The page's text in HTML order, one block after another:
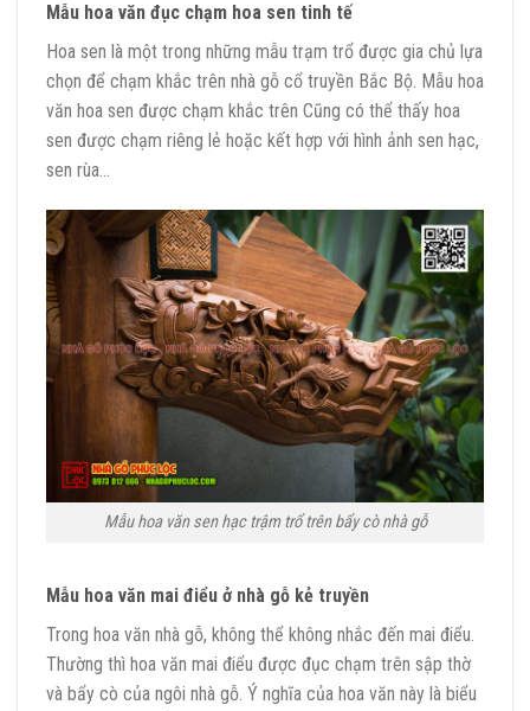
Mẫu hoa văn đục chạm hoa sen tinh tế
Hoa sen là một trong những mẫu trạm trổ được gia chủ lựa
chọn để chạm khắc trên nhà gỗ cổ truyền Bắc Bộ. Mẫu hoa
văn hoa sen được chạm khắc trên Cũng có thể thấy hoa
sen được chạm riêng lẻ hoặc kết hợp với hình ảnh sen hạc,
sen rùa…
Mẫu hoa văn sen hạc trậm trổ trên bẩy cò nhà gỗ
Mẫu hoa văn mai điểu ở nhà gỗ kẻ truyền
Trong hoa văn nhà gỗ, không thể không nhắc đến mai điểu.
Thường thì hoa văn mai điểu được đục chạm trên sập thờ
và bẩy cò của ngôi nhà gỗ. Ý nghĩa của hoa văn này là biểu